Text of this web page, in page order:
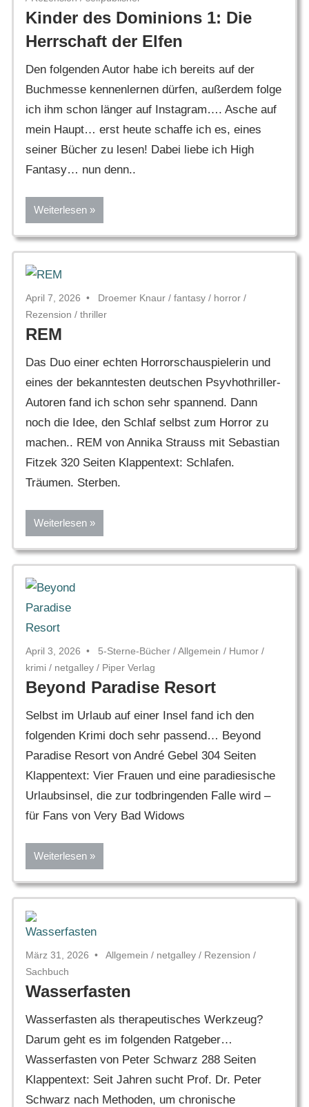
Kinder des Dominions 1: Die
Herrschaft der Elfen
Den folgenden Autor habe ich bereits auf der
Buchmesse kennenlernen dürfen, außerdem folge
ich ihm schon länger auf Instagram…. Asche auf
mein Haupt… erst heute schaffe ich es, eines
seiner Bücher zu lesen! Dabei liebe ich High
Fantasy… nun denn..
Weiterlesen
April 7, 2026 Droemer Knaur / fantasy / horror /
Rezension / thriller
REM
Das Duo einer echten Horrorschauspielerin und
eines der bekanntesten deutschen Psyvhothriller-
Autoren fand ich schon sehr spannend. Dann
noch die Idee, den Schlaf selbst zum Horror zu
machen.. REM von Annika Strauss mit Sebastian
Fitzek 320 Seiten Klappentext: Schlafen.
Träumen. Sterben.
Weiterlesen
April 3, 2026 5-Sterne-Bücher /Allgemein / Humor /
krimi / netgalley / Piper Verlag
Beyond Paradise Resort
Selbst im Urlaub auf einer Insel fand ich den
folgenden Krimi doch sehr passend… Beyond
Paradise Resort von André Gebel 304 Seiten
Klappentext: Vier Frauen und eine paradiesische
Urlaubsinsel, die zur todbringenden Falle wird –
für Fans von Very Bad Widows
Weiterlesen
März 31, 2026 Allgemein / netgalley / Rezension /
Sachbuch
Wasserfasten
Wasserfasten als therapeutisches Werkzeug?
Darum geht es im folgenden Ratgeber…
Wasserfasten von Peter Schwarz 288 Seiten
Klappentext: Seit Jahren sucht Prof. Dr. Peter
Schwarz nach Methoden, um chronische